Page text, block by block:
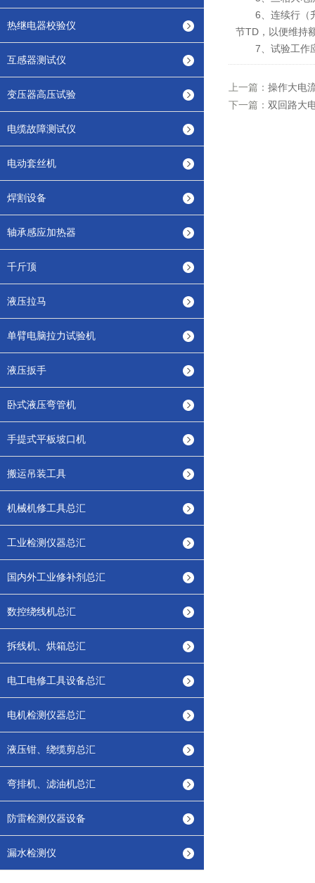
热继电器校验仪
互感器测试仪
变压器高压试验
电缆故障测试仪
电动套丝机
焊割设备
轴承感应加热器
千斤顶
液压拉马
单臂电脑拉力试验机
液压扳手
卧式液压弯管机
手提式平板坡口机
搬运吊装工具
机械机修工具总汇
工业检测仪器总汇
国内外工业修补剂总汇
数控绕线机总汇
拆线机、烘箱总汇
电工电修工具设备总汇
电机检测仪器总汇
液压钳、绕缆剪总汇
弯排机、滤油机总汇
防雷检测仪器设备
漏水检测仪
6、连续行（升
节TD，以便维持
7、试验工作应
上一篇： 操作大电
下一篇： 双回路大